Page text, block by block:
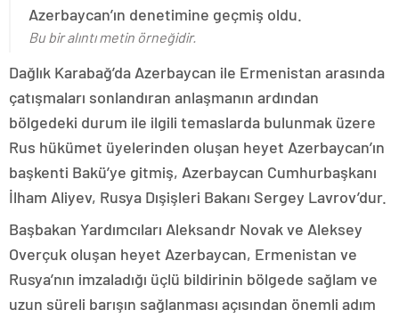
Azerbaycan’ın denetimine geçmiş oldu.
Bu bir alıntı metin örneğidir.
Dağlık Karabağ’da Azerbaycan ile Ermenistan arasında
çatışmaları sonlandıran anlaşmanın ardından
bölgedeki durum ile ilgili temaslarda bulunmak üzere
Rus hükümet üyelerinden oluşan heyet Azerbaycan’ın
başkenti Bakü’ye gitmiş, Azerbaycan Cumhurbaşkanı
İlham Aliyev, Rusya Dışişleri Bakanı Sergey Lavrov’dur.
Başbakan Yardımcıları Aleksandr Novak ve Aleksey
Overçuk oluşan heyet Azerbaycan, Ermenistan ve
Rusya’nın imzaladığı üçlü bildirinin bölgede sağlam ve
uzun süreli barışın sağlanması açısından önemli adım